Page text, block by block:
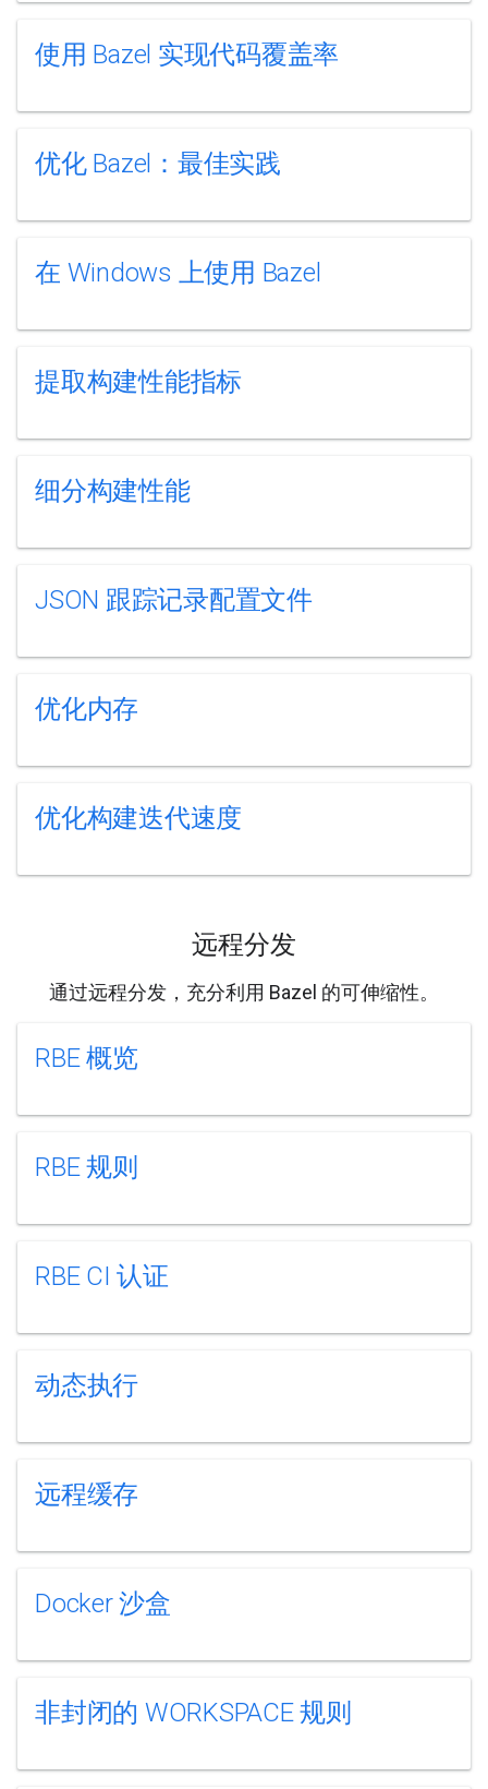
使用 Bazel 实现代码覆盖率
优化 Bazel：最佳实践
在 Windows 上使用 Bazel
提取构建性能指标
细分构建性能
JSON 跟踪记录配置文件
优化内存
优化构建迭代速度
远程分发
通过远程分发，充分利用 Bazel 的可伸缩性。
RBE 概览
RBE 规则
RBE CI 认证
动态执行
远程缓存
Docker 沙盒
非封闭的 WORKSPACE 规则